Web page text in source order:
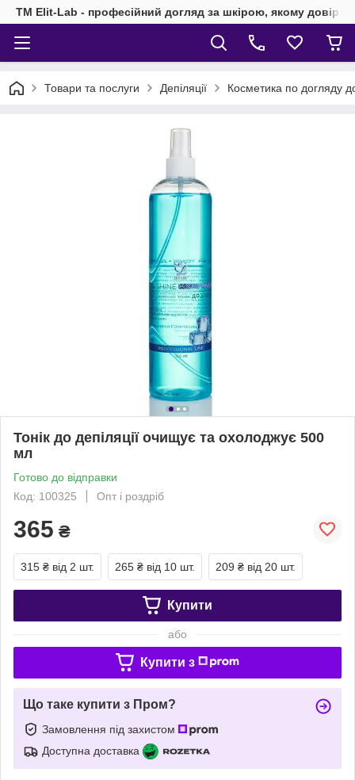
TM Elit-Lab - професійний догляд за шкірою, якому
Товари та послуги Депіляції Косметика по догляду
Тонік до депіляції очищує та охолоджує 500
мл
Готово до відправки
Код: 100325
Опт і роздріб
365 ₴
315 ₴ від 2 шт. 265 ₴ від 10 шт. 209 ₴ від 20 шт.
Купити
або
Купити з
Що таке купити з Пром?
Замовлення під захистом
Доступна доставка